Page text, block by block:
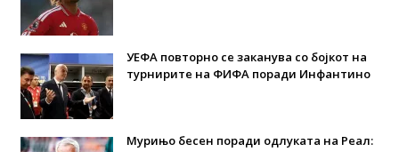
УЕФА повторно се заканува со бојкот на
турнирите на ФИФА поради Инфантино
Мурињо бесен поради одлуката на Реал: